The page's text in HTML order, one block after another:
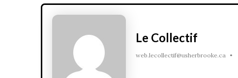
Le Collectif
web.lecollectif@usherbrooke.ca •